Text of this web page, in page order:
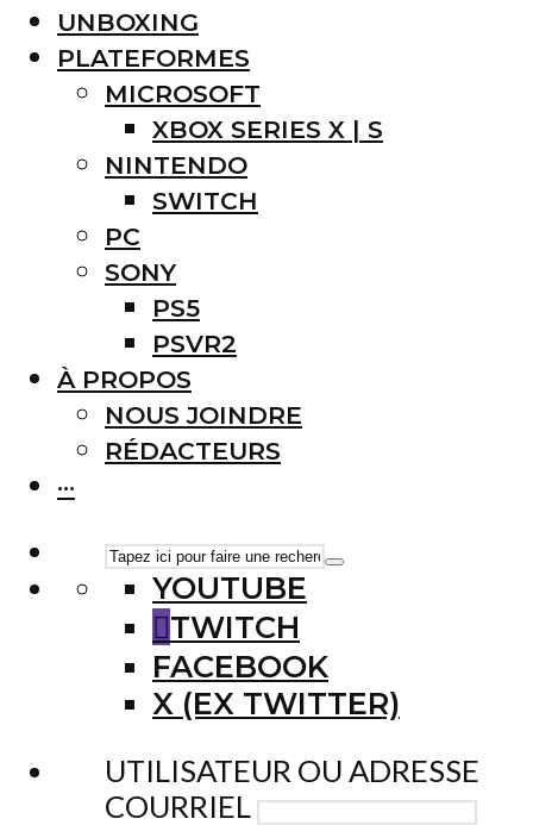
UNBOXING
PLATEFORMES
MICROSOFT
XBOX SERIES X | S
NINTENDO
SWITCH
PC
SONY
PS5
PSVR2
À PROPOS
NOUS JOINDRE
RÉDACTEURS
···
YOUTUBE
TWITCH
FACEBOOK
X (EX TWITTER)
UTILISATEUR OU ADRESSE
COURRIEL